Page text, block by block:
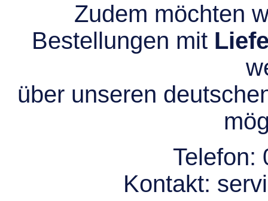
Zudem möchten
Bestellungen mit
über unseren
Telefon:
Kontakt: